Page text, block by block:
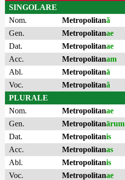
SINGOLARE
Nom.
Metropolitană
Gen.
Metropolitanae
Dat.
Metropolitanae
Acc.
Metropolitanam
Abl.
Metropolitanā
Voc.
Metropolitană
PLURALE
Nom.
Metropolitanae
Gen.
Metropolitanārum
Dat.
Metropolitanis
Acc.
Metropolitanas
Abl.
Metropolitanis
Voc.
Metropolitanae